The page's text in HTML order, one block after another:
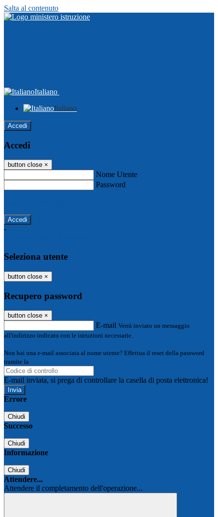
Salta al contenuto
Italiano
Italiano
Accedi
Accedi
button close ×
Nome Utente
Password
-
Seleziona utente
button close ×
Recupero password
button close ×
E-mail Verrà inviato un messaggio
all'indirizzo indicato con le istruzioni necessarie.
Non hai una e-mail associata al nome utente? Effettua il reset della password
tramite la
E-mail inviata, si prega di controllare la casella di posta elettronica!
Errore
Chiudi
Successo
Chiudi
Informazione
Chiudi
Attendere...
Attendere il completamento dell'operazione...